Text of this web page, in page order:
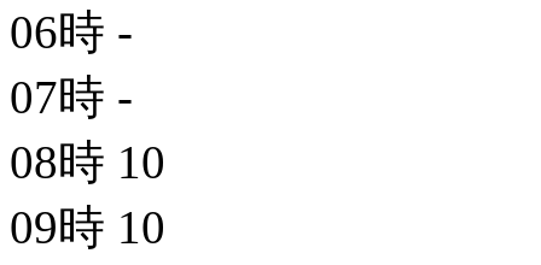
06時 -
07時 -
08時 10
09時 10